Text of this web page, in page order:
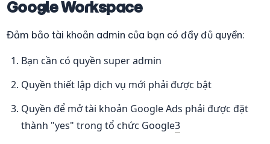
Google Workspace
Đảm bảo tài khoản admin của bạn có đầy đủ quyền:
Bạn cần có quyền super admin
Quyền thiết lập dịch vụ mới phải được bật
Quyền để mở tài khoản Google Ads phải được đặt
thành "yes" trong tổ chức Google3